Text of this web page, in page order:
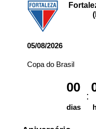
05/08/2026
Copa do Brasil
00
dias